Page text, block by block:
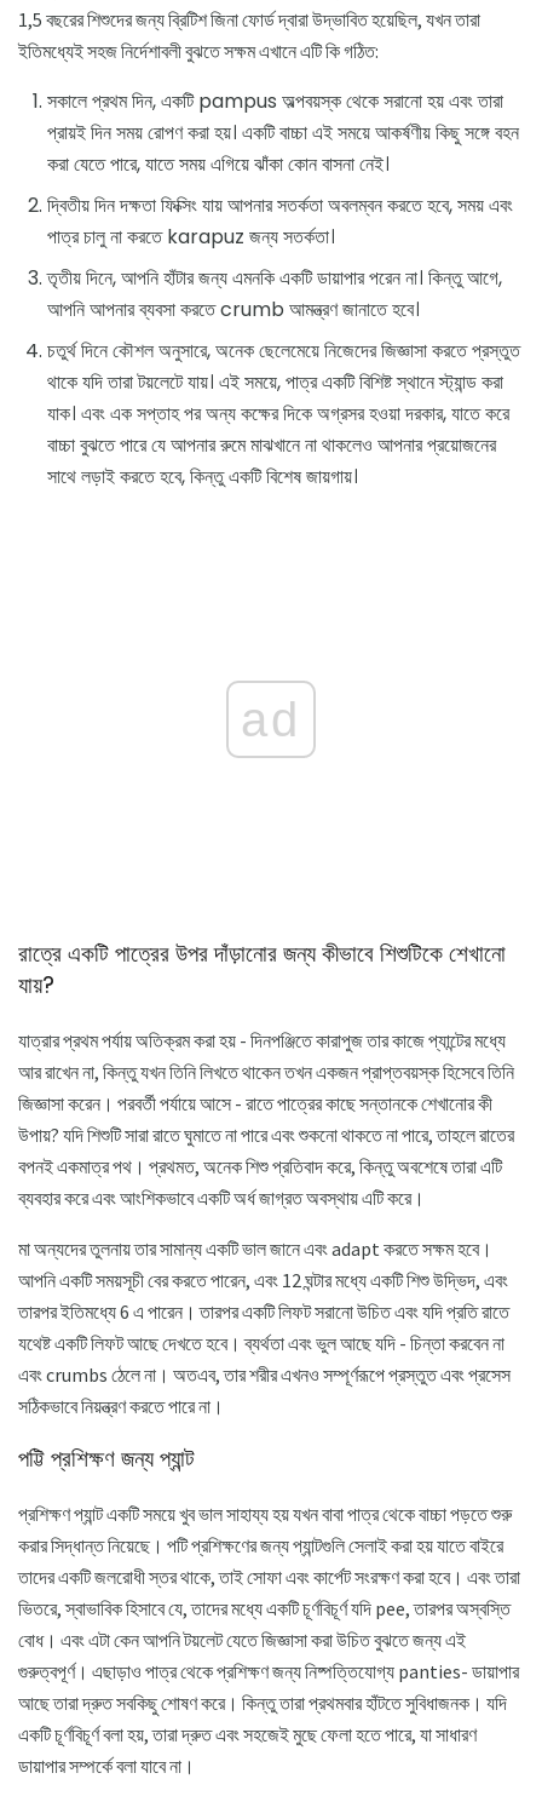
1,5 বছরের শিশুদের জন্য ব্রিটিশ জিনা ফোর্ড দ্বারা উদ্ভাবিত হয়েছিল, যখন তারা
ইতিমধ্যেই সহজ নির্দেশাবলী বুঝতে সক্ষম এখানে এটি কি গঠিত:
সকালে প্রথম দিন, একটি pampus অল্পবয়স্ক থেকে সরানো হয় এবং তারা
প্রায়ই দিন সময় রোপণ করা হয়। একটি বাচ্চা এই সময়ে আকর্ষণীয় কিছু সঙ্গে বহন
করা যেতে পারে, যাতে সময় এগিয়ে ঝাঁকা কোন বাসনা নেই।
দ্বিতীয় দিন দক্ষতা ফিক্সিং যায় আপনার সতর্কতা অবলম্বন করতে হবে, সময় এবং
পাত্র চালু না করতে karapuz জন্য সতর্কতা।
তৃতীয় দিনে, আপনি হাঁটার জন্য এমনকি একটি ডায়াপার পরেন না। কিন্তু আগে,
আপনি আপনার ব্যবসা করতে crumb আমন্ত্রণ জানাতে হবে।
চতুর্থ দিনে কৌশল অনুসারে, অনেক ছেলেমেয়ে নিজেদের জিজ্ঞাসা করতে প্রস্তুত
থাকে যদি তারা টয়লেটে যায়। এই সময়ে, পাত্র একটি বিশিষ্ট স্থানে স্ট্যান্ড করা
যাক। এবং এক সপ্তাহ পর অন্য কক্ষের দিকে অগ্রসর হওয়া দরকার, যাতে করে
বাচ্চা বুঝতে পারে যে আপনার রুমে মাঝখানে না থাকলেও আপনার প্রয়োজনের
সাথে লড়াই করতে হবে, কিন্তু একটি বিশেষ জায়গায়।
ad
রাত্রে একটি পাত্রের উপর দাঁড়ানোর জন্য কীভাবে শিশুটিকে শেখানো
যায়?
যাত্রার প্রথম পর্যায় অতিক্রম করা হয় - দিনপঞ্জিতে কারাপুজ তার কাজে প্যান্টের মধ্যে
আর রাখেন না, কিন্তু যখন তিনি লিখতে থাকেন তখন একজন প্রাপ্তবয়স্ক হিসেবে তিনি
জিজ্ঞাসা করেন। পরবর্তী পর্যায়ে আসে - রাতে পাত্রের কাছে সন্তানকে শেখানোর কী
উপায়? যদি শিশুটি সারা রাতে ঘুমাতে না পারে এবং শুকনো থাকতে না পারে, তাহলে রাতের
বপনই একমাত্র পথ। প্রথমত, অনেক শিশু প্রতিবাদ করে, কিন্তু অবশেষে তারা এটি
ব্যবহার করে এবং আংশিকভাবে একটি অর্ধ জাগ্রত অবস্থায় এটি করে।
মা অন্যদের তুলনায় তার সামান্য একটি ভাল জানে এবং adapt করতে সক্ষম হবে।
আপনি একটি সময়সূচী বের করতে পারেন, এবং 12 ঘন্টার মধ্যে একটি শিশু উদ্ভিদ, এবং
তারপর ইতিমধ্যে 6 এ পারেন। তারপর একটি লিফট সরানো উচিত এবং যদি প্রতি রাতে
যথেষ্ট একটি লিফট আছে দেখতে হবে। ব্যর্থতা এবং ভুল আছে যদি - চিন্তা করবেন না
এবং crumbs ঠেলে না। অতএব, তার শরীর এখনও সম্পূর্ণরূপে প্রস্তুত এবং প্রসেস
সঠিকভাবে নিয়ন্ত্রণ করতে পারে না।
পট্টি প্রশিক্ষণ জন্য প্যান্ট
প্রশিক্ষণ প্যান্ট একটি সময়ে খুব ভাল সাহায্য হয় যখন বাবা পাত্র থেকে বাচ্চা পড়তে শুরু
করার সিদ্ধান্ত নিয়েছে। পটি প্রশিক্ষণের জন্য প্যান্টগুলি সেলাই করা হয় যাতে বাইরে
তাদের একটি জলরোধী স্তর থাকে, তাই সোফা এবং কার্পেট সংরক্ষণ করা হবে। এবং তারা
ভিতরে, স্বাভাবিক হিসাবে যে, তাদের মধ্যে একটি চূর্ণবিচূর্ণ যদি pee, তারপর অস্বস্তি
বোধ। এবং এটা কেন আপনি টয়লেট যেতে জিজ্ঞাসা করা উচিত বুঝতে জন্য এই
গুরুত্বপূর্ণ। এছাড়াও পাত্র থেকে প্রশিক্ষণ জন্য নিষ্পত্তিযোগ্য panties- ডায়াপার
আছে তারা দ্রুত সবকিছু শোষণ করে। কিন্তু তারা প্রথমবার হাঁটতে সুবিধাজনক। যদি
একটি চূর্ণবিচূর্ণ বলা হয়, তারা দ্রুত এবং সহজেই মুছে ফেলা হতে পারে, যা সাধারণ
ডায়াপার সম্পর্কে বলা যাবে না।